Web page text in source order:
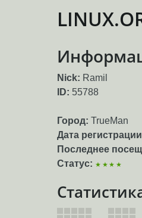
Nick: Ramil
ID: 55788
Город: TrueMan
Дата
Последнее
Статус: ★★★★